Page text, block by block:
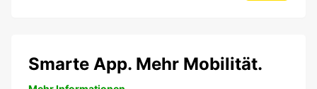
Smarte App. Mehr Mobilität.